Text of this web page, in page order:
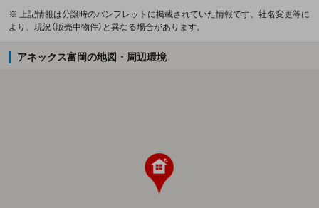
※ 上記情報は分譲時のパンフレットに掲載されていた情報です。社名変更等に
より、現況（販売中物件）と異なる場合があります。
アネックス富岡の地図・周辺環境